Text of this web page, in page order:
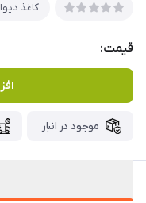
کاغذ
قیمت:
موجود در انبار